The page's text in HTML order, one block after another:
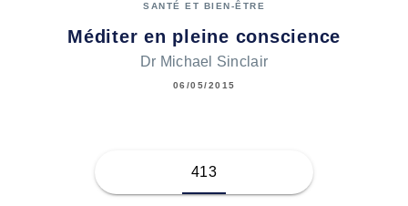
SANTÉ ET BIEN-ÊTRE
Méditer en pleine conscience
Dr Michael Sinclair
06/05/2015
413